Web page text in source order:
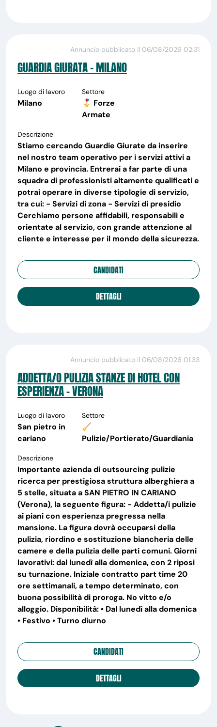
Annuncio pubblicato il 06/08/2026 02:31
GUARDIA GIURATA - MILANO
Luogo di lavoro
Milano
Settore
🎖️ Forze
Armate
Descrizione
Stiamo cercando Guardie Giurate da inserire
nel nostro team operativo per i servizi attivi a
Milano e provincia. Entrerai a far parte di una
squadra di professionisti altamente qualificati e
potrai operare in diverse tipologie di servizio,
tra cui: - Servizi di zona - Servizi di presidio
Cerchiamo persone affidabili, responsabili e
orientate al servizio, con grande attenzione al
cliente e interesse per il mondo della sicurezza.
CANDIDATI
DETTAGLI
Annuncio pubblicato il 06/08/2026 01:33
ADDETTA/O PULIZIA STANZE DI HOTEL CON
ESPERIENZA - VERONA
Luogo di lavoro
San pietro in
cariano
Settore
🧹
Pulizie/Portierato/Guardiania
Descrizione
Importante azienda di outsourcing pulizie
ricerca per prestigiosa struttura alberghiera a
5 stelle, situata a SAN PIETRO IN CARIANO
(Verona), la seguente figura: - Addetta/i pulizie
ai piani con esperienza pregressa nella
mansione. La figura dovrà occuparsi della
pulizia, riordino e sostituzione biancheria delle
camere e della pulizia delle parti comuni. Giorni
lavorativi: dal lunedì alla domenica, con 2 riposi
su turnazione. Iniziale contratto part time 20
ore settimanali, a tempo determinato, con
buona possibilità di proroga. No vitto e/o
alloggio. Disponibilità: • Dal lunedì alla domenica
• Festivo • Turno diurno
CANDIDATI
DETTAGLI